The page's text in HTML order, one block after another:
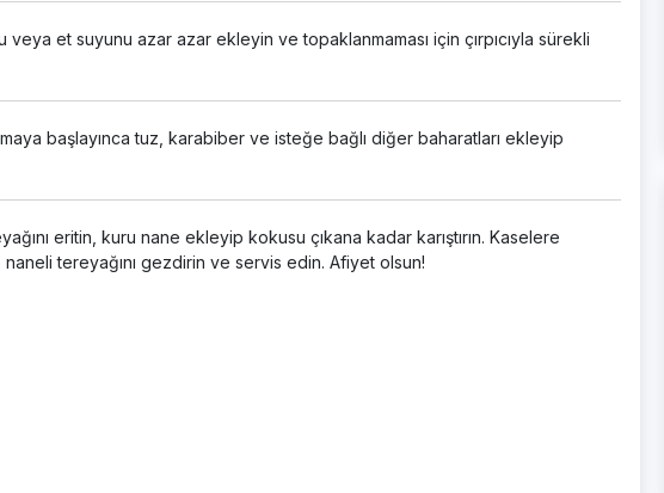
veya et suyunu azar azar ekleyin ve topaklanmaması için çırpıcıyla sürekli
başlayınca tuz, karabiber ve isteğe bağlı diğer baharatları ekleyip
eritin, kuru nane ekleyip kokusu çıkana kadar karıştırın. Kaselere
naneli tereyağını gezdirin ve servis edin. Afiyet olsun!